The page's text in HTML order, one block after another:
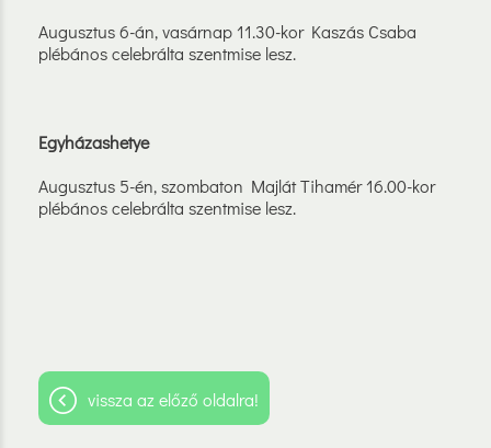
Augusztus 6-án, vasárnap 11.30-kor Kaszás Csaba
plébános celebrálta szentmise lesz.
Egyházashetye
Augusztus 5-én, szombaton Majlát Tihamér 16.00-kor
plébános celebrálta szentmise lesz.
vissza az előző oldalra!